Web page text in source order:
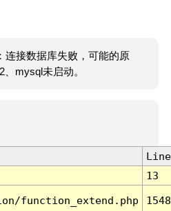
连接数据库失败，可能的原
mysql未启动。
Line
13
function_extend.php 1548